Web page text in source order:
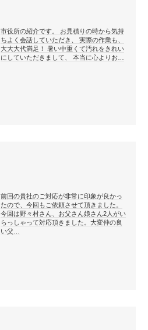
市役所の紹介です。 お見積りの時から気持
ちよく会話していただき、 実際の作業も、
大大大代満足！ 暑い中重くて汚れをきれい
にしていただきまして、 本当に心よりお…
前回の貴社のご対応が非常に印象が良かっ
たので、今回もご依頼させて頂きました。
今回は野々村さん、お父さん娘さん2人がい
らっしゃって対応頂きました。大変仲の良
い父…